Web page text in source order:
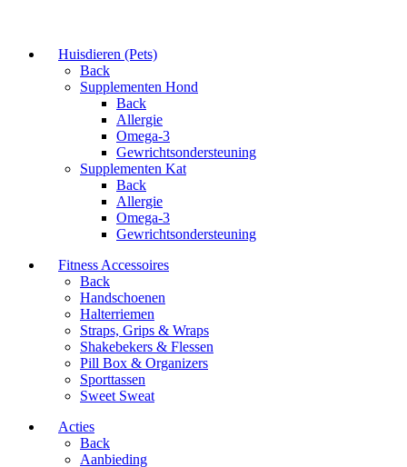
Huisdieren (Pets)
Back
Supplementen Hond
Back
Allergie
Omega-3
Gewrichtsondersteuning
Supplementen Kat
Back
Allergie
Omega-3
Gewrichtsondersteuning
Fitness Accessoires
Back
Handschoenen
Halterriemen
Straps, Grips & Wraps
Shakebekers & Flessen
Pill Box & Organizers
Sporttassen
Sweet Sweat
Acties
Back
Aanbieding